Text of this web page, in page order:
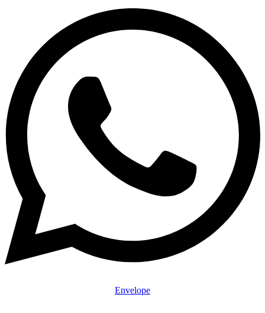
Envelope